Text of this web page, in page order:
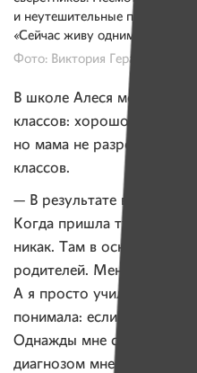
и неутешительные прогнозы
«Сейчас живу одним днем и
Фото: Виктория Герасимова,
В школе Алеся мечтала
классов: хорошо знала
но мама не разрешила ей
классов.
— В результате в 10-11
Когда пришла туда,
никак. Там в основном
родителей. Меня не
А я просто училась.
понимала: если не будет
Однажды мне сказали,
диагнозом мне не видать.